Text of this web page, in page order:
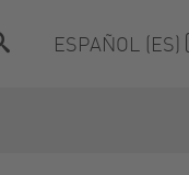
ESPAÑOL (ES)